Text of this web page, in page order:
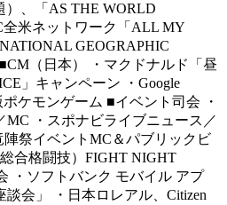
）、「AS THE WORLD
米ネットワーク「ALL MY
GEOGRAPHIC
（日本） ・マクドナルド「昼
」キャンペーン ・Google
ケモンゲーム ■イベント司会 ・
・スポナビライブニュース／
祭イベントMC＆パブリックビ
合格闘技）FIGHT NIGHT
・ソフトバンク モバイル アプ
談会」 ・日本ロレアル、Citizen